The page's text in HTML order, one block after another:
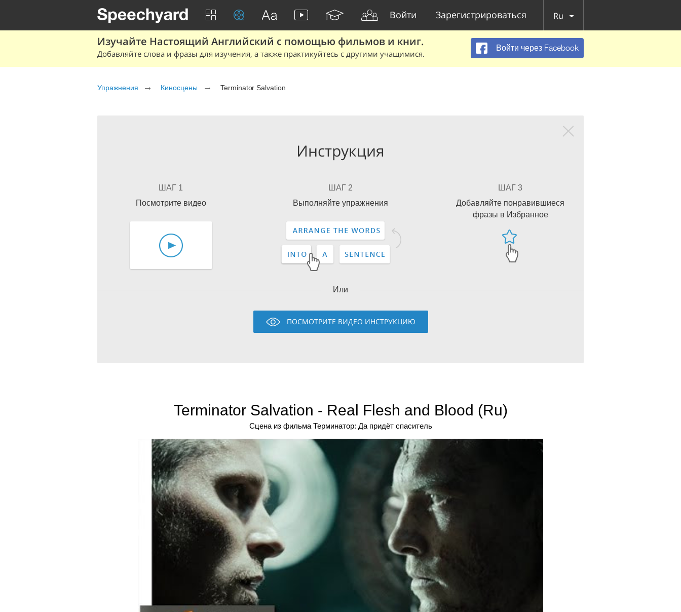
Войти Зарегистрироваться Ru
Изучайте Настоящий Английский с помощью фильмов и книг.
Добавляйте слова и фразы для изучения, а также практикуйтесь с другими учащимися.
Войти через Facebook
Упражнения Киносцены Terminator Salvation
Инструкция
ШАГ 1
Посмотрите видео
ШАГ 2
Выполняйте упражнения
ШАГ 3
Добавляйте понравившиеся
фразы в Избранное
Или
ПОСМОТРИТЕ ВИДЕО ИНСТРУКЦИЮ
Terminator Salvation - Real Flesh and Blood (Ru)
Сцена из фильма Терминатор: Да придёт спаситель